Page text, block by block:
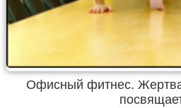
Офисный фитнес.